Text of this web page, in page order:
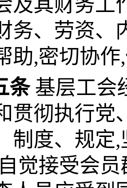
务、劳资、
助,密切协
条基层工会
贯彻执行党
制度、规定
觉接受会